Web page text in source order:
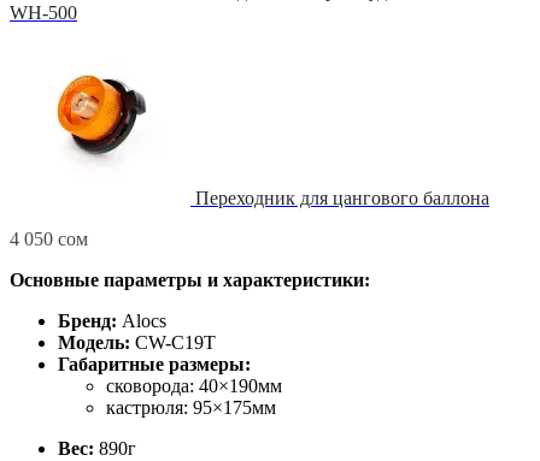
WH-500
Переходник для цангового баллона
4 050 сом
Основные параметры и характеристики:
Бренд: Alocs
Модель: CW-C19T
Габаритные размеры:
сковорода: 40×190мм
кастрюля: 95×175мм
Вес: 890г